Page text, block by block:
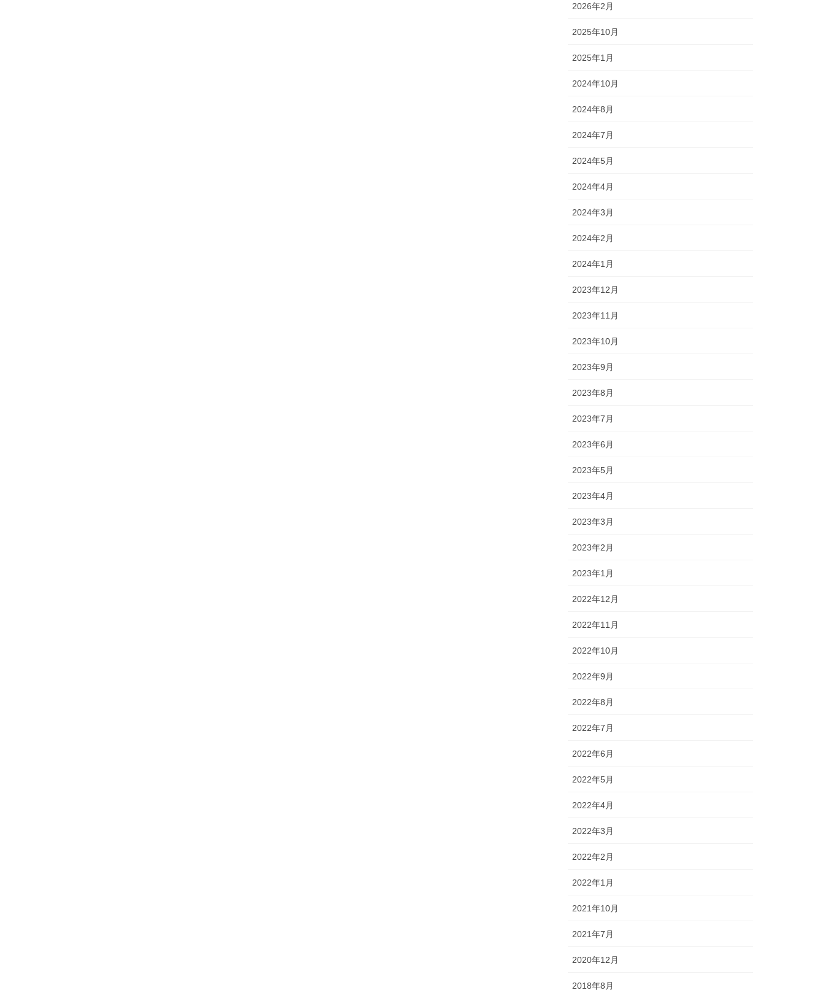
2026年2月
2025年10月
2025年1月
2024年10月
2024年8月
2024年7月
2024年5月
2024年4月
2024年3月
2024年2月
2024年1月
2023年12月
2023年11月
2023年10月
2023年9月
2023年8月
2023年7月
2023年6月
2023年5月
2023年4月
2023年3月
2023年2月
2023年1月
2022年12月
2022年11月
2022年10月
2022年9月
2022年8月
2022年7月
2022年6月
2022年5月
2022年4月
2022年3月
2022年2月
2022年1月
2021年10月
2021年7月
2020年12月
2018年8月